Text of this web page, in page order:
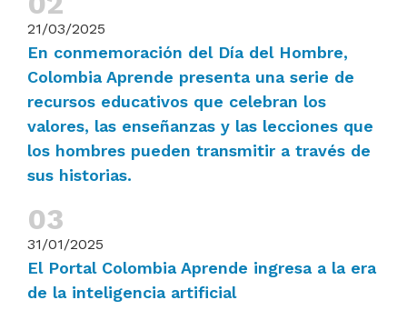
21/03/2025
En conmemoración del Día del Hombre,
Colombia Aprende presenta una serie de
recursos educativos que celebran los
valores, las enseñanzas y las lecciones que
los hombres pueden transmitir a través de
sus historias.
31/01/2025
El Portal Colombia Aprende ingresa a la era
de la inteligencia artificial